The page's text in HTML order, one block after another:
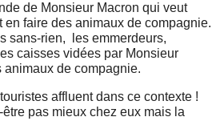
de Monsieur Macron qui veut
en faire des animaux de compagnie.
sans-rien, les emmerdeurs,
caisses vidées par Monsieur
animaux de compagnie.
affluent dans ce contexte !
être pas mieux chez eux mais la